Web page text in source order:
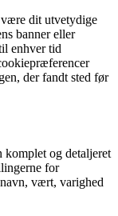
dit utvetydige
banner eller
enhver tid
der fandt sted før
komplet og detaljeret
for
vært, varighed